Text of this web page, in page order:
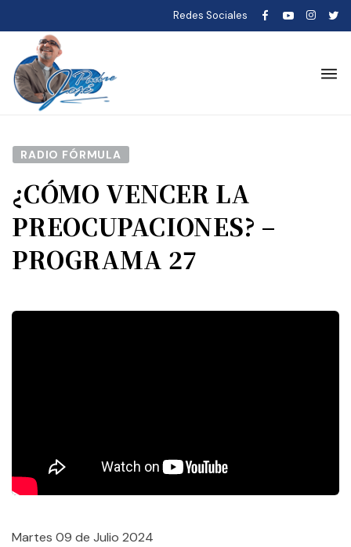
Redes Sociales
RADIO FÓRMULA
¿CÓMO VENCER LA
PREOCUPACIONES? –
PROGRAMA 27
Martes 09 de Julio 2024